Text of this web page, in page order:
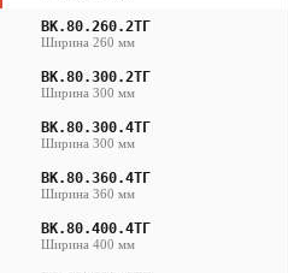
ВК.80.260.2ТГ
Ширина 260 мм
ВК.80.300.2ТГ
Ширина 300 мм
ВК.80.300.4ТГ
Ширина 300 мм
ВК.80.360.4ТГ
Ширина 360 мм
ВК.80.400.4ТГ
Ширина 400 мм